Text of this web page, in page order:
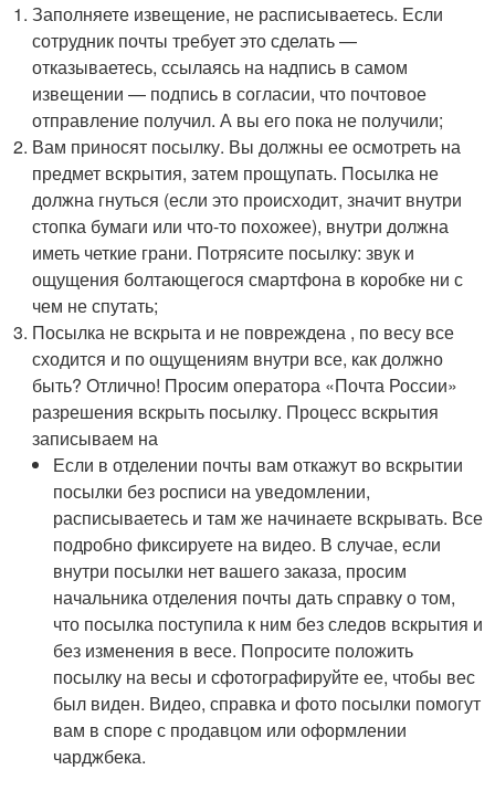
Заполняете извещение, не расписываетесь. Если
сотрудник почты требует это сделать —
отказываетесь, ссылаясь на надпись в самом
извещении — подпись в согласии, что почтовое
отправление получил. А вы его пока не получили;
Вам приносят посылку. Вы должны ее осмотреть на
предмет вскрытия, затем прощупать. Посылка не
должна гнуться (если это происходит, значит внутри
стопка бумаги или что-то похожее), внутри должна
иметь четкие грани. Потрясите посылку: звук и
ощущения болтающегося смартфона в коробке ни с
чем не спутать;
Посылка не вскрыта и не повреждена , по весу все
сходится и по ощущениям внутри все, как должно
быть? Отлично! Просим оператора «Почта России»
разрешения вскрыть посылку. Процесс вскрытия
записываем на
Если в отделении почты вам откажут во вскрытии
посылки без росписи на уведомлении,
расписываетесь и там же начинаете вскрывать. Все
подробно фиксируете на видео. В случае, если
внутри посылки нет вашего заказа, просим
начальника отделения почты дать справку о том,
что посылка поступила к ним без следов вскрытия и
без изменения в весе. Попросите положить
посылку на весы и сфотографируйте ее, чтобы вес
был виден. Видео, справка и фото посылки помогут
вам в споре с продавцом или оформлении
чарджбека.